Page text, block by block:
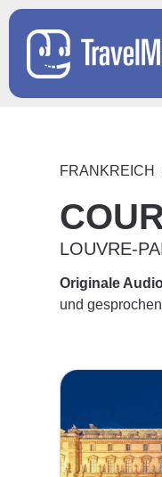
FRANKREICH
LOUVRE-
Originale
und